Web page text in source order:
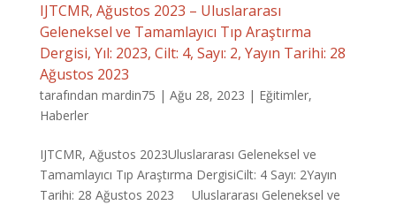
IJTCMR, Ağustos 2023 – Uluslararası
Geleneksel ve Tamamlayıcı Tıp Araştırma
Dergisi, Yıl: 2023, Cilt: 4, Sayı: 2, Yayın Tarihi: 28
Ağustos 2023
tarafından mardin75 | Ağu 28, 2023 | Eğitimler,
Haberler
IJTCMR, Ağustos 2023Uluslararası Geleneksel ve
Tamamlayıcı Tıp Araştırma DergisiCilt: 4 Sayı: 2Yayın
Tarihi: 28 Ağustos 2023 Uluslararası Geleneksel ve